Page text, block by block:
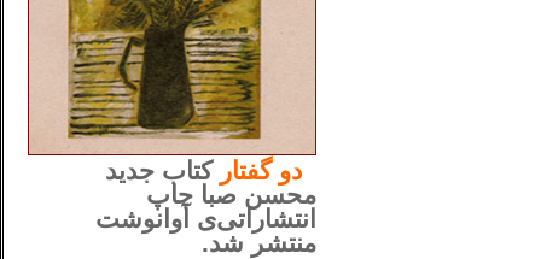
دوگفتار کتاب جدید
محسن صبا چاپ
انتشاراتی‌ی آوانوشت
منتشر شد.